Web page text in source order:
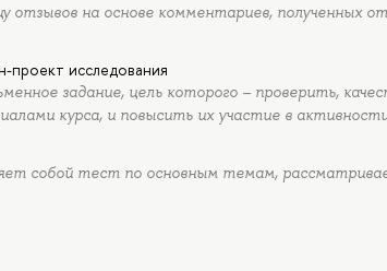
отзывов на основе комментариев, полученных
проект исследования
задание, цель которого – проверить,
курса, и повысить их участие в
собой тест по основным темам,